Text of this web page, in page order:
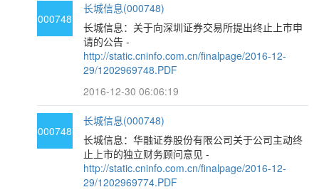
000748
长城信息(000748)
长城信息：关于向深圳证券交易所提出终止上市申
请的公告 -
http://static.cninfo.com.cn/finalpage/2016-12-
29/1202969748.PDF
2016-12-30 06:06:19
000748
长城信息(000748)
长城信息：华融证券股份有限公司关于公司主动终
止上市的独立财务顾问意见 -
http://static.cninfo.com.cn/finalpage/2016-12-
29/1202969774.PDF